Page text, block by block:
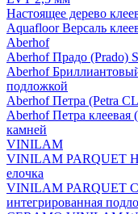
Настоящее дерево
Aquafloor Версаль
Aberhof
Aberhof Прадо (Prado)
Aberhof
подложкой
Aberhof Петра (Petra
Aberhof Петра
камней
VINILAM
VINILAM PARQUET
елочка
VINILAM PARQUET
интегрированная